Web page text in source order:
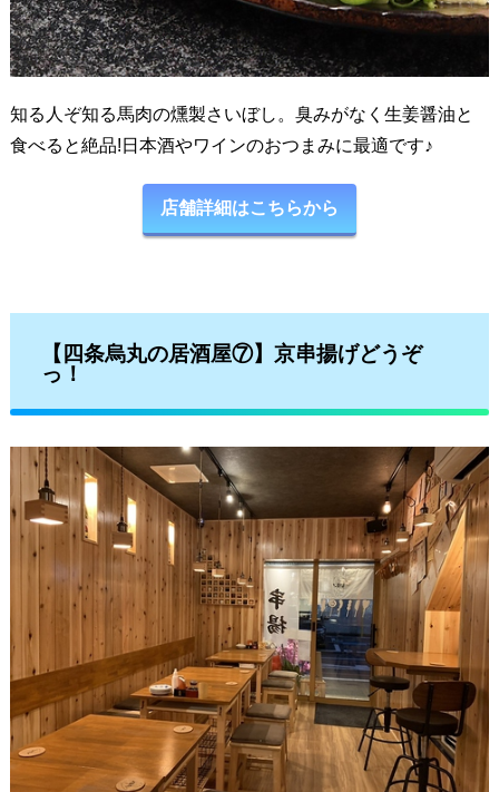
知る人ぞ知る馬肉の燻製さいぼし。臭みがなく生姜醤油と
食べると絶品!日本酒やワインのおつまみに最適です♪
店舗詳細はこちらから
【四条烏丸の居酒屋⑦】京串揚げどうぞ
っ！